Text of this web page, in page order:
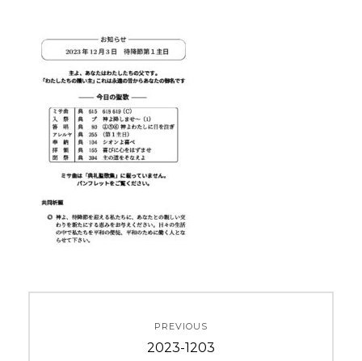
PREVIOUS
Previous
2023-1203